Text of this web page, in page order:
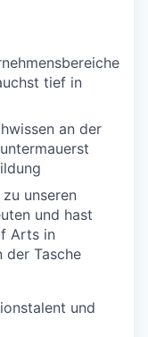
tief in
an der
unseren
und hast
Arts in
der Tasche
und